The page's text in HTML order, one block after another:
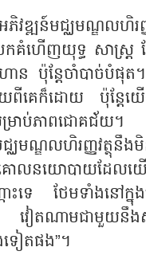
ភិវឌ្ឍន៍មជ្ឈមណ្ឌលហិរញ្
កគំហើញយុទ្ធ សាស្ត្រ
ហាន ប៉ុន្តែចាំបាច់បំផុ
ពីគេក៏ដោយ ប៉ុន្តែយើ
ម្រាប់ភាពជោគ
ឈមណ្ឌលហិរញ្ញវត្ថុនឹង
ោលនយោបាយដែលយ
ទេ ថែមទាំងនៅក្នុង
វៀតណាមជាមួយនឹង
ទៀតផង”។